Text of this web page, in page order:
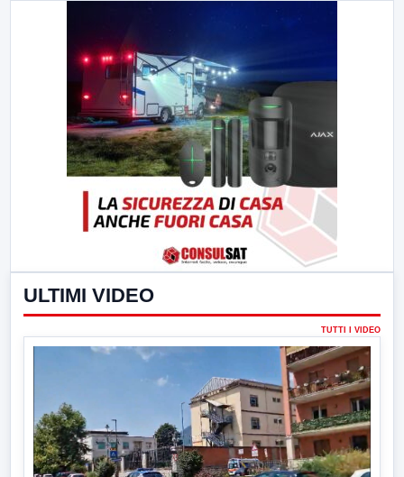
ULTIMI VIDEO
TUTTI I VIDEO